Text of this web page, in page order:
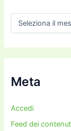
h
i
iMeta
Accedi
Feed dei